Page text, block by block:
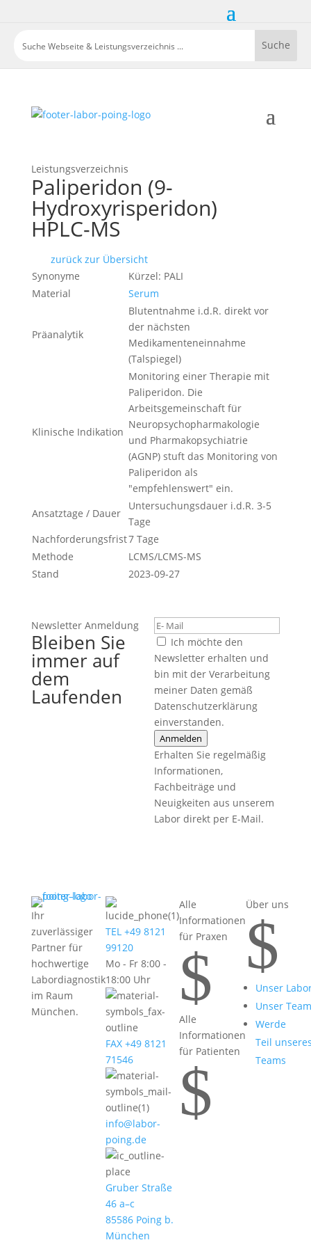
Leistungsverzeichnis
Paliperidon (9-
Hydroxyrisperidon)
HPLC-MS
zurück zur Übersicht
Synonyme
Kürzel: PALI
Material
Serum
Präanalytik
Blutentnahme i.d.R. direkt vor
der nächsten
Medikamenteneinnahme
(Talspiegel)
Klinische Indikation
Monitoring einer Therapie mit
Paliperidon. Die
Arbeitsgemeinschaft für
Neuropsychopharmakologie
und Pharmakopsychiatrie
(AGNP) stuft das Monitoring von
Paliperidon als
"empfehlenswert" ein.
Ansatztage / Dauer
Untersuchungsdauer i.d.R. 3-5
Tage
Nachforderungsfrist7 Tage
Methode
LCMS/LCMS-MS
Stand
2023-09-27
Newsletter Anmeldung
Bleiben Sie
immer auf
dem
Laufenden
Ich möchte den
Newsletter erhalten und
bin mit der Verarbeitung
meiner Daten gemäß
Datenschutzerklärung
einverstanden.
Anmelden
Erhalten Sie regelmäßig
Informationen,
Fachbeiträge und
Neuigkeiten aus unserem
Labor direkt per E-Mail.
Ihr
zuverlässiger
Partner für
hochwertige
Labordiagnostik
im Raum
München.
TEL +49 8121
99120
Mo - Fr 8:00 -
18:00 Uhr
FAX +49 8121
71546
info@labor-
poing.de
Gruber Straße
46 a–c
85586 Poing b.
München
Alle
Informationen
für Praxen
$
Alle
Informationen
für Patienten
$
Über uns
$
Unser
Unser Team
Werde
Teil
Teams